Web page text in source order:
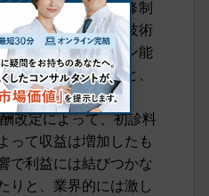
件の良い募集や研修制
膚科では、単なる技術
コミュニケーション能
重要視されたりと、
てきています。
改定によって、初診料
って収益は増加したも
で利益には結びつかな
りと、業界的には激し